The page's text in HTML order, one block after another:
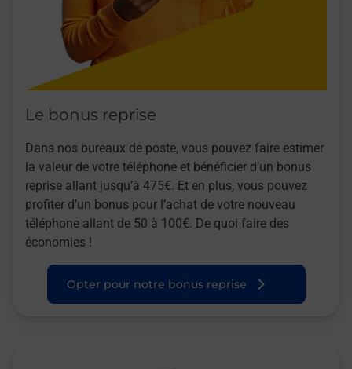
Le bonus reprise
Dans nos bureaux de poste, vous pouvez faire estimer
la valeur de votre téléphone et bénéficier d’un bonus
reprise allant jusqu’à 475€. Et en plus, vous pouvez
profiter d’un bonus pour l’achat de votre nouveau
téléphone allant de 50 à 100€. De quoi faire des
économies !
Opter pour notre bonus reprise